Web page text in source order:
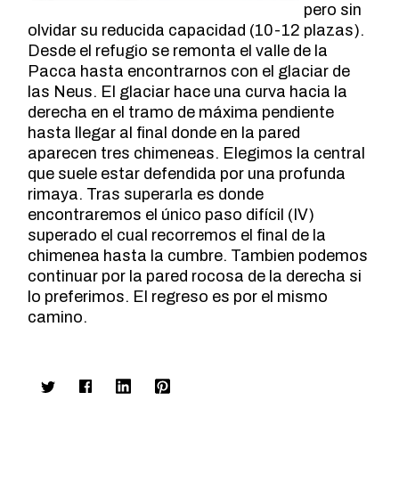
pero sin
olvidar su reducida capacidad (10-12 plazas).
Desde el refugio se remonta el valle de la
Pacca hasta encontrarnos con el glaciar de
las Neus. El glaciar hace una curva hacia la
derecha en el tramo de máxima pendiente
hasta llegar al final donde en la pared
aparecen tres chimeneas. Elegimos la central
que suele estar defendida por una profunda
rimaya. Tras superarla es donde
encontraremos el único paso difícil (IV)
superado el cual recorremos el final de la
chimenea hasta la cumbre. Tambien podemos
continuar por la pared rocosa de la derecha si
lo preferimos. El regreso es por el mismo
camino.